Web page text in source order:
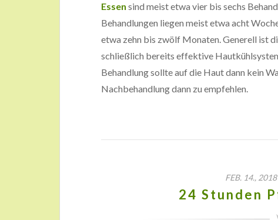
Essen sind meist etwa vier bis sechs
Behandlungen liegen meist etwa acht
etwa zehn bis zwölf Monaten. Generell ist
schließlich bereits effektive
Behandlung sollte auf die Haut dann kein
Nachbehandlung dann zu empfehlen.
FEB. 14.,
24 Stunden